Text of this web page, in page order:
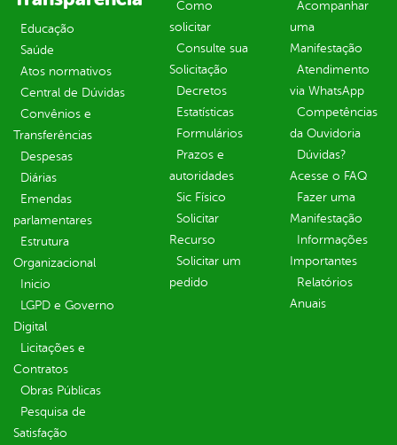
Educação
Saúde
Atos normativos
Central de Dúvidas
Convênios e
Transferências
Despesas
Diárias
Emendas
parlamentares
Estrutura
Organizacional
Inicio
LGPD e Governo
Digital
Licitações e
Contratos
Obras Públicas
Pesquisa de
Satisfação
Como
solicitar
Consulte sua
Solicitação
Decretos
Estatísticas
Formulários
Prazos e
autoridades
Sic Físico
Solicitar
Recurso
Solicitar um
pedido
Acompanhar
uma
Manifestação
Atendimento
via WhatsApp
Competências
da Ouvidoria
Dúvidas?
Acesse o FAQ
Fazer uma
Manifestação
Informações
Importantes
Relatórios
Anuais